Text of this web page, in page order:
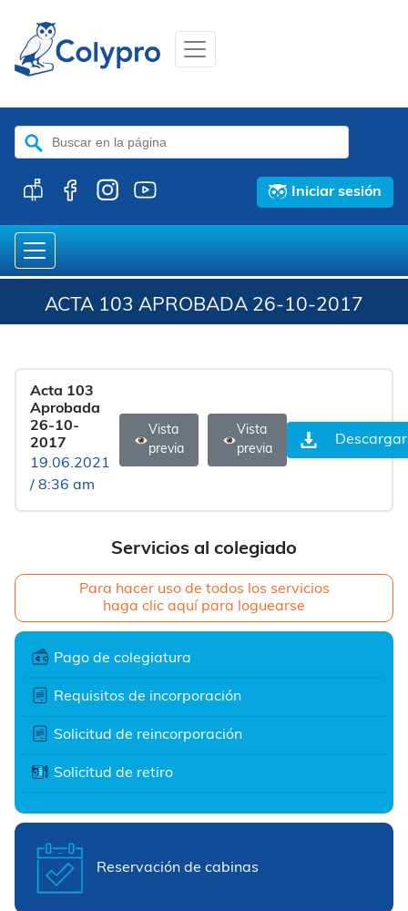
Buscar:
Iniciar sesión
ACTA 103 APROBADA 26-10-2017
Servicios al colegiado
Para hacer uso de todos los servicios
haga clic aquí para loguearse
Pago de colegiatura
Requisitos de incorporación
Solicitud de reincorporación
Solicitud de retiro
Reservación de cabinas
Acta 103
Aprobada
26-10-
2017
19.06.2021
/ 8:36 am
Vista
previa
Vista
previa
Descargar